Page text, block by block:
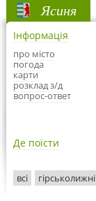
Ясиня
Інформація
про місто
погода
карти
розклад з/д
вопрос-ответ
Де поїсти
всі